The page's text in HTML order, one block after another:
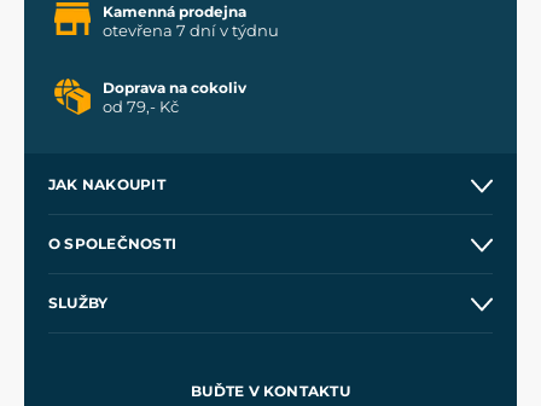
Kamenná prodejna
otevřena 7 dní v týdnu
Doprava na cokoliv
od 79,- Kč
JAK NAKOUPIT
Velkoobchod
O SPOLEČNOSTI
SLUŽBY
Meče pro Kingdom Come
BUĎTE V KONTAKTU